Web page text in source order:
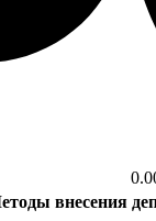
внесения